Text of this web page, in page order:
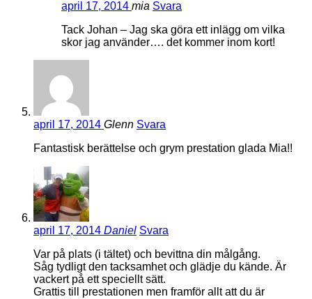
april 17, 2014 mia Svara
Tack Johan – Jag ska göra ett inlägg om vilka
skor jag använder…. det kommer inom kort!
april 17, 2014 Glenn Svara
Fantastisk berättelse och grym prestation glada Mia!!
april 17, 2014 Daniel Svara
Var på plats (i tältet) och bevittna din målgång.
Såg tydligt den tacksamhet och glädje du kände. Är
vackert på ett speciellt sätt.
Grattis till prestationen men framför allt att du är